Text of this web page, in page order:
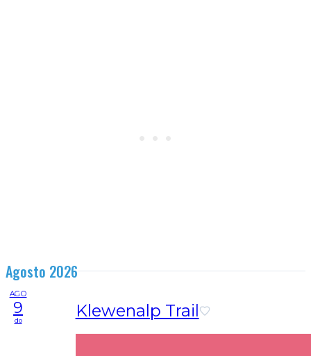
Agosto 2026
AGO
9
do Klewenalp Trail